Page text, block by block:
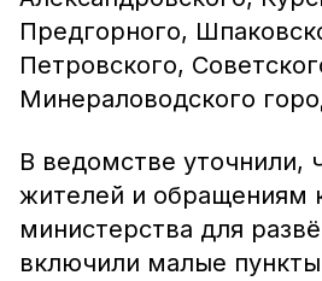
Предгорного,
Петровского,
Минераловодского
В ведомстве уточнили,
жителей и обращениям
министерства для
включили малые